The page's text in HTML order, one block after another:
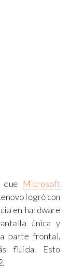
Microsoft
logró con
en hardware
única y
parte frontal,
fluida. Esto